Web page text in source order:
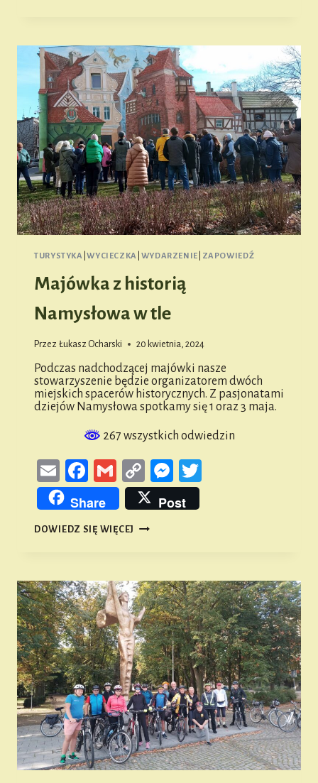
TURYSTYKA |WYCIECZKA WYDARZENIE ZAPOWIEDŹ
Majówka z historią
Namysłowa w tle
Przez Łukasz Ocharski 20 kwietnia, 2024
Podczas nadchodzącej majówki nasze
stowarzyszenie będzie organizatorem dwóch
miejskich spacerów historycznych. Z pasjonatami
dziejów Namysłowa spotkamy się 1 oraz 3 maja.
267 wszystkich odwiedzin
EmailFacebook
GmailCopy
Link
Messenger
Share Post
DOWIEDZ SIĘ WIĘCEJ MAJÓWKA